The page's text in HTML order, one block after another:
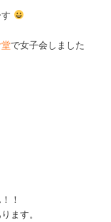
で女子会しました
！
ります。